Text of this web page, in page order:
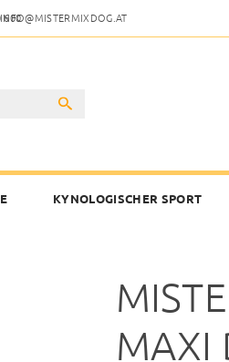
600
INFO@MISTERMIXDOG.AT
KYNOLOGISCHER SPORT
MAXI